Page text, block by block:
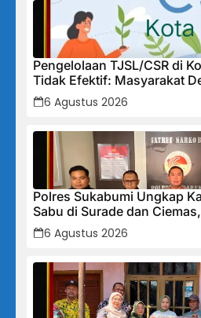
Pengelolaan TJSL/CSR di
Tidak Efektif: Masyarakat
Penuh dan Perbaikan Sistem
6 Agustus 2026
Polres Sukabumi Ungkap
Sabu di Surade dan
Diamankan
6 Agustus 2026